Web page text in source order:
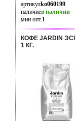
артикулko060199
наличиев наличии
мин опт.1
КОФЕ JARDIN
1 КГ.